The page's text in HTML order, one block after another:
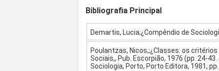
Bibliografia Principal
Demartis, Lucia;¿Compêndio de
Poulantzas, Nicos,;¿Classes: os
Sociais,, Pub. Escorpião, 1976 (pp. 24-
Sociologia, Porto, Porto Editora, 1981,